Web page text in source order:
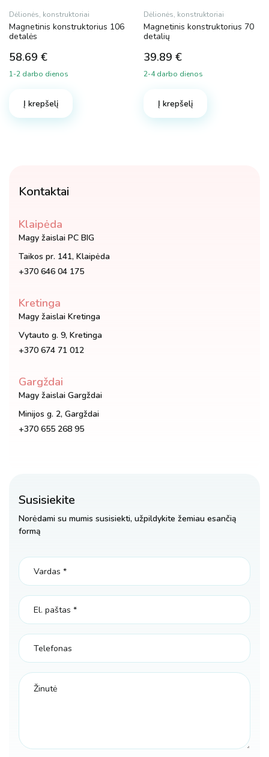
Dėlionės, konstruktoriai
Magnetinis konstruktorius 106
detalės
58.69 €
1-2 darbo dienos
Į krepšelį
Dėlionės, konstruktoriai
Magnetinis konstruktorius 70
detalių
39.89 €
2-4 darbo dienos
Į krepšelį
Kontaktai
Klaipėda
Magy žaislai PC BIG
Taikos pr. 141, Klaipėda
+370 646 04 175
Kretinga
Magy žaislai Kretinga
Vytauto g. 9, Kretinga
+370 674 71 012
Gargždai
Magy žaislai Gargždai
Minijos g. 2, Gargždai
+370 655 268 95
Susisiekite
Norėdami su mumis susisiekti, užpildykite žemiau esančią
formą